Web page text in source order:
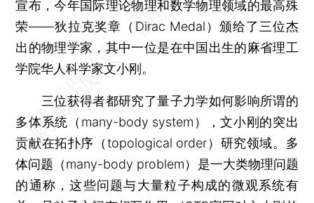
宣布，今年国际理论物理和数学物理领域的最高殊
荣——狄拉克奖章（Dirac Medal）颁给了三位杰
出的物理学家，其中一位是在中国出生的麻省理工
学院华人科学家文小刚。
三位获得者都研究了量子力学如何影响所谓的
多体系统（many-body system），文小刚的突出
贡献在拓扑序（topological order）研究领域。多
体问题（many-body problem）是一大类物理问题
的通称，这些问题与大量粒子构成的微观系统有